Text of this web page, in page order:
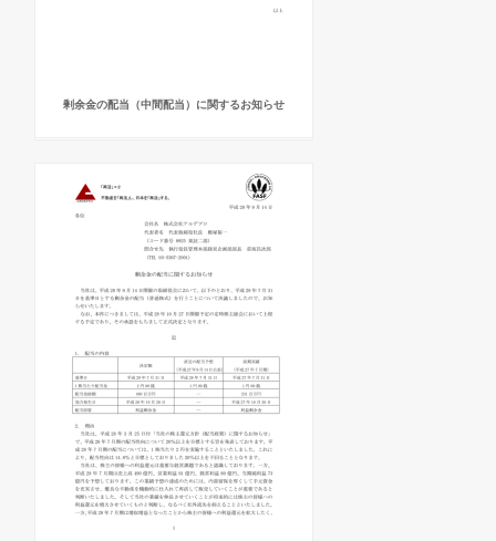
剰余金の配当（中間配当）に関するお知らせ